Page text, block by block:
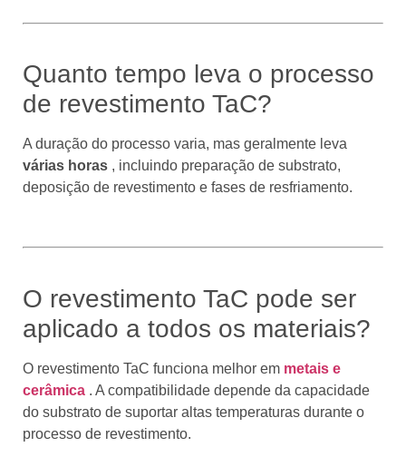
Quanto tempo leva o processo
de revestimento TaC?
A duração do processo varia, mas geralmente leva
várias horas , incluindo preparação de substrato,
deposição de revestimento e fases de resfriamento.
O revestimento TaC pode ser
aplicado a todos os materiais?
O revestimento TaC funciona melhor em metais e
cerâmica . A compatibilidade depende da capacidade
do substrato de suportar altas temperaturas durante o
processo de revestimento.